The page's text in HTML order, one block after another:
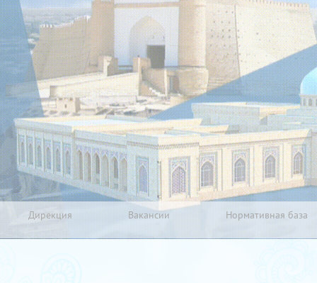
Дирекция Вакансии Нормативная база